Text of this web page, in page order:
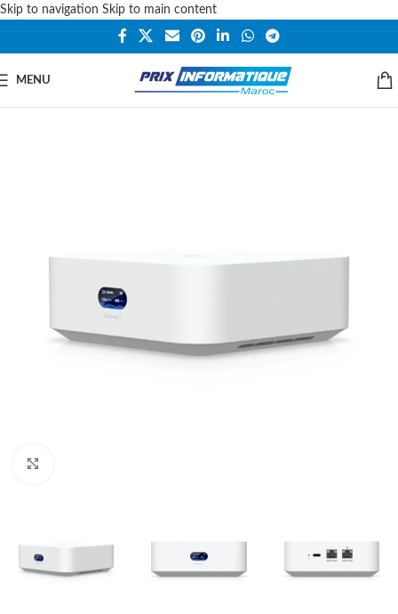
Skip to navigation Skip to main content
MENU